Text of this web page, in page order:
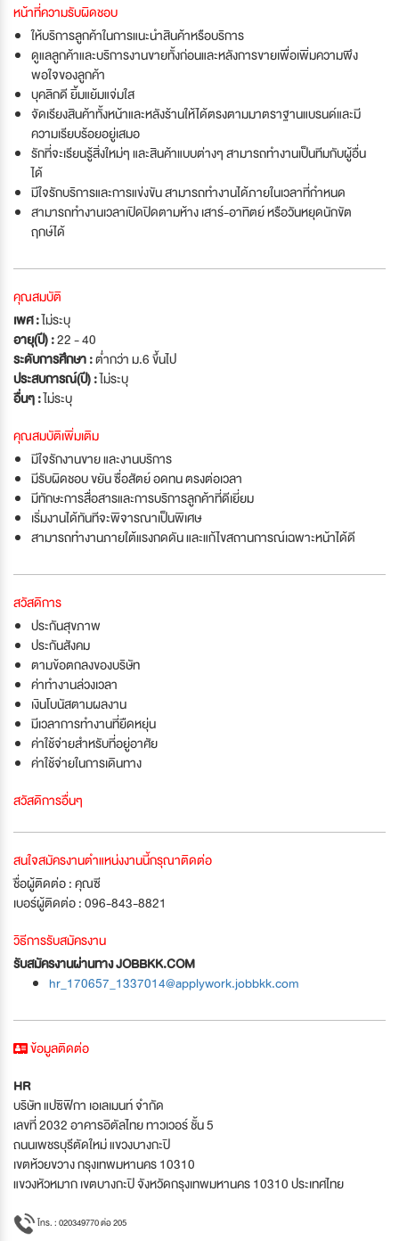
หน้าที่ความรับผิดชอบ
ให้บริการลูกค้าในการแนะนำสินค้าหรือบริการ
ดูแลลูกค้าและบริการงานขายทั้งก่อนและหลังการขายเพื่อเพิ่มความพึง
พอใจของลูกค้า
บุคลิกดี ยิ้มแย้มแจ่มใส
จัดเรียงสินค้าทั้งหน้าและหลังร้านให้ได้ตรงตามมาตราฐานแบรนด์และมี
ความเรียบร้อยอยู่เสมอ
รักที่จะเรียนรู้สิ่งใหม่ๆ และสินค้าแบบต่างๆ สามารถทำงานเป็นทีมกับผู้อื่น
ได้
มีใจรักบริการและการแข่งขัน สามารถทำงานได้ภายในเวลาที่กำหนด
สามารถทำงานเวลาเปิดปิดตามห้าง เสาร์-อาทิตย์ หรือวันหยุดนักขัต
ฤกษ์ได้
คุณสมบัติ
เพศ :ไม่ระบุ
อายุ(ปี) :22 - 40
ระดับการศึกษา :ต่ำกว่า ม.6 ขึ้นไป
ประสบการณ์(ปี) :ไม่ระบุ
อื่นๆ :ไม่ระบุ
คุณสมบัติเพิ่มเติม
มีใจรักงานขาย และงานบริการ
มีรับผิดชอบ ขยัน ซื่อสัตย์ อดทน ตรงต่อเวลา
มีทักษะการสื่อสารและการบริการลูกค้าที่ดีเยี่ยม
เริ่มงานได้ทันทีจะพิจารณาเป็นพิเศษ
สามารถทำงานภายใต้แรงกดดัน และแก้ไขสถานการณ์เฉพาะหน้าได้ดี
สวัสดิการ
ประกันสุขภาพ
ประกันสังคม
ตามข้อตกลงของบริษัท
ค่าทำงานล่วงเวลา
เงินโบนัสตามผลงาน
มีเวลาการทำงานที่ยืดหยุ่น
ค่าใช้จ่ายสำหรับที่อยู่อาศัย
ค่าใช้จ่ายในการเดินทาง
สวัสดิการอื่นๆ
สนใจสมัครงานตำแหน่งงานนี้กรุณาติดต่อ
ชื่อผู้ติดต่อ : คุณซี
เบอร์ผู้ติดต่อ : 096-843-8821
วิธีการรับสมัครงาน
รับสมัครงานผ่านทาง JOBBKK.COM
hr_170657_1337014@applywork.jobbkk.com
ข้อมูลติดต่อ
HR
บริษัท แปซิฟิกา เอเลเมนท์ จำกัด
เลขที่ 2032 อาคารอิตัลไทย ทาวเวอร์ ชั้น 5
ถนนเพชรบุรีตัดใหม่ แขวงบางกะปิ
เขตห้วยขวาง กรุงเทพมหานคร 10310
แขวงหัวหมาก เขตบางกะปิ จังหวัดกรุงเทพมหานคร 10310 ประเทศไทย
โทร. : 020349770 ต่อ 205